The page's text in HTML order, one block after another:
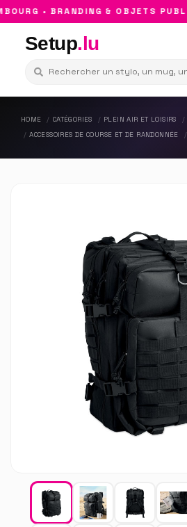
• BRANDING & OBJETS
Setup.lu
HOME CATÉGORIES PLEIN AIR ET LOISIRS
ACCESSOIRES DE COURSE ET DE RANDONNÉE